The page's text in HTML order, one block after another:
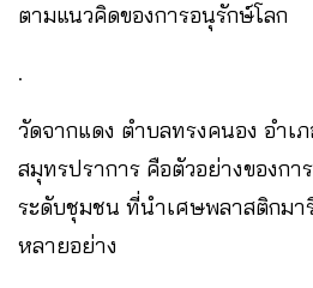
ตามแนวคิดของการอนุรักษ์โลก
.
วัดจากแดง ตำบลทรงคนอง อำเ
สมุทรปราการ คือตัวอย่างของกา
ระดับชุมชน ที่นำเศษพลาสติกมา
หลายอย่าง